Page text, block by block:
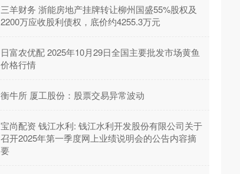
​三羊财务 浙能房地产挂牌转让柳州国盛55%股权及
2200万应收股利债权，底价约4255.3万元
​日富农优配 2025年10月29日全国主要批发市场黄鱼
价格行情
​衡牛所 厦工股份：股票交易异常波动
​宝尚配资 钱江水利: 钱江水利开发股份有限公司关于
召开2025年第一季度网上业绩说明会的公告内容摘
要